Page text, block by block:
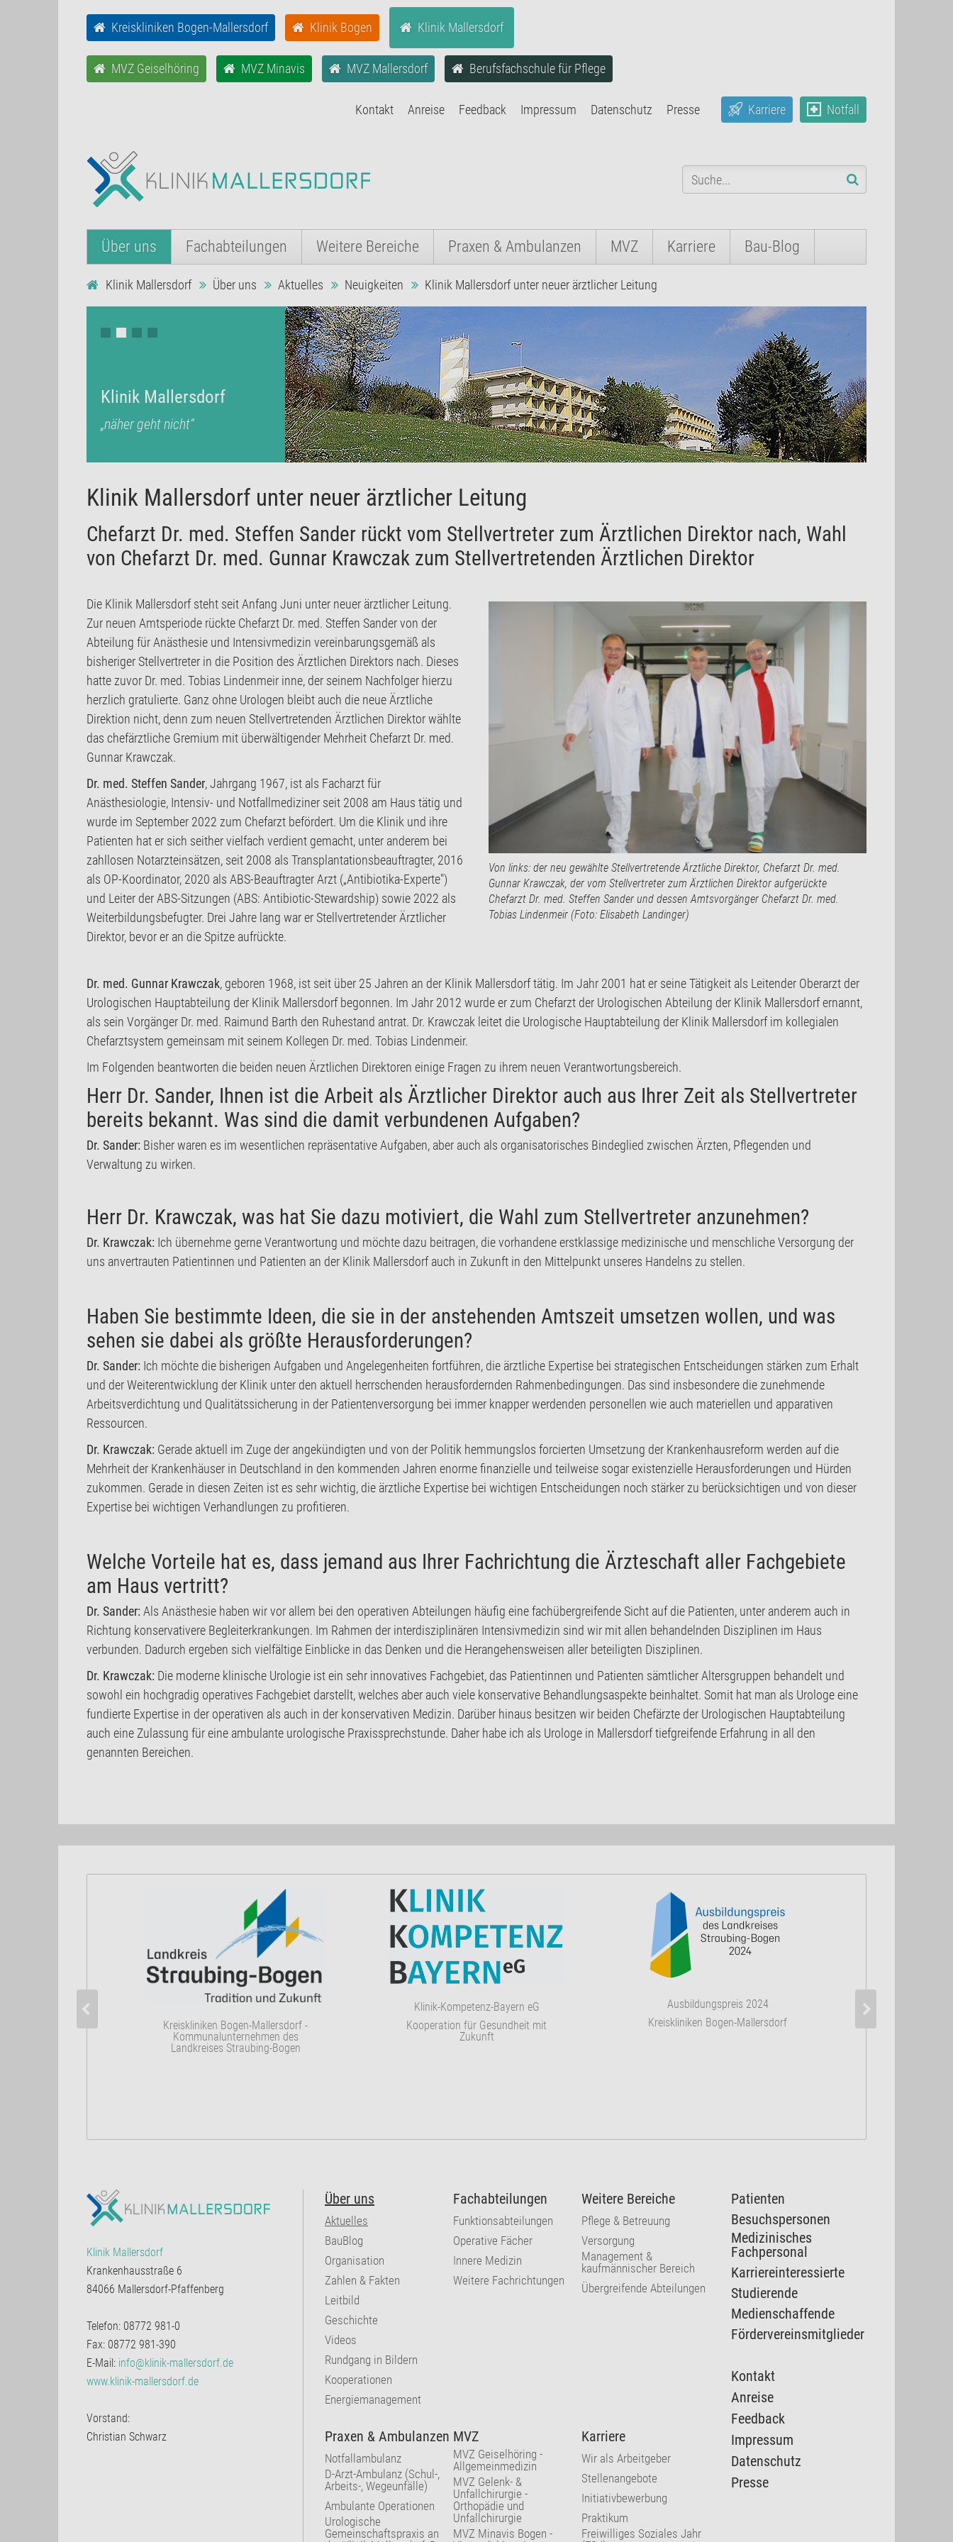
Kreiskliniken Bogen-Mallersdorf Klinik Bogen Klinik Mallersdorf
MVZ Geiselhöring MVZ Minavis MVZ Mallersdorf Berufsfachschule für Pflege
Kontakt Anreise Feedback Impressum Datenschutz Presse Karriere Notfall
Über uns Fachabteilungen Weitere Bereiche Praxen & Ambulanzen MVZ Karriere Bau-Blog
Klinik Mallersdorf Über uns Aktuelles Neuigkeiten Klinik Mallersdorf unter neuer ärztlicher Leitung
Klinik Mallersdorf
„näher geht nicht“
Klinik Mallersdorf unter neuer ärztlicher Leitung
Chefarzt Dr. med. Steffen Sander rückt vom Stellvertreter zum Ärztlichen Direktor nach, Wahl
von Chefarzt Dr. med. Gunnar Krawczak zum Stellvertretenden Ärztlichen Direktor
Die Klinik Mallersdorf steht seit Anfang Juni unter neuer ärztlicher Leitung.
Zur neuen Amtsperiode rückte Chefarzt Dr. med. Steffen Sander von der
Abteilung für Anästhesie und Intensivmedizin vereinbarungsgemäß als
bisheriger Stellvertreter in die Position des Ärztlichen Direktors nach. Dieses
hatte zuvor Dr. med. Tobias Lindenmeir inne, der seinem Nachfolger hierzu
herzlich gratulierte. Ganz ohne Urologen bleibt auch die neue Ärztliche
Direktion nicht, denn zum neuen Stellvertretenden Ärztlichen Direktor wählte
das chefärztliche Gremium mit überwältigender Mehrheit Chefarzt Dr. med.
Gunnar Krawczak.
Dr. med. Steffen Sander, Jahrgang 1967, ist als Facharzt für
Anästhesiologie, Intensiv- und Notfallmediziner seit 2008 am Haus tätig und
wurde im September 2022 zum Chefarzt befördert. Um die Klinik und ihre
Patienten hat er sich seither vielfach verdient gemacht, unter anderem bei
zahllosen Notarzteinsätzen, seit 2008 als Transplantationsbeauftragter, 2016
als OP-Koordinator, 2020 als ABS-Beauftragter Arzt („Antibiotika-Experte")
und Leiter der ABS-Sitzungen (ABS: Antibiotic-Stewardship) sowie 2022 als
Weiterbildungsbefugter. Drei Jahre lang war er Stellvertretender Ärztlicher
Direktor, bevor er an die Spitze aufrückte.
Von links: der neu gewählte Stellvertretende Ärztliche Direktor, Chefarzt Dr. med.
Gunnar Krawczak, der vom Stellvertreter zum Ärztlichen Direktor aufgerückte
Chefarzt Dr. med. Steffen Sander und dessen Amtsvorgänger Chefarzt Dr. med.
Tobias Lindenmeir (Foto: Elisabeth Landinger)
Dr. med. Gunnar Krawczak, geboren 1968, ist seit über 25 Jahren an der Klinik Mallersdorf tätig. Im Jahr 2001 hat er seine Tätigkeit als Leitender Oberarzt der
Urologischen Hauptabteilung der Klinik Mallersdorf begonnen. Im Jahr 2012 wurde er zum Chefarzt der Urologischen Abteilung der Klinik Mallersdorf ernannt,
als sein Vorgänger Dr. med. Raimund Barth den Ruhestand antrat. Dr. Krawczak leitet die Urologische Hauptabteilung der Klinik Mallersdorf im kollegialen
Chefarztsystem gemeinsam mit seinem Kollegen Dr. med. Tobias Lindenmeir.
Im Folgenden beantworten die beiden neuen Ärztlichen Direktoren einige Fragen zu ihrem neuen Verantwortungsbereich.
Herr Dr. Sander, Ihnen ist die Arbeit als Ärztlicher Direktor auch aus Ihrer Zeit als Stellvertreter
bereits bekannt. Was sind die damit verbundenen Aufgaben?
Dr. Sander: Bisher waren es im wesentlichen repräsentative Aufgaben, aber auch als organisatorisches Bindeglied zwischen Ärzten, Pflegenden und
Verwaltung zu wirken.
Herr Dr. Krawczak, was hat Sie dazu motiviert, die Wahl zum Stellvertreter anzunehmen?
Dr. Krawczak: Ich übernehme gerne Verantwortung und möchte dazu beitragen, die vorhandene erstklassige medizinische und menschliche Versorgung der
uns anvertrauten Patientinnen und Patienten an der Klinik Mallersdorf auch in Zukunft in den Mittelpunkt unseres Handelns zu stellen.
Haben Sie bestimmte Ideen, die sie in der anstehenden Amtszeit umsetzen wollen, und was
sehen sie dabei als größte Herausforderungen?
Dr. Sander: Ich möchte die bisherigen Aufgaben und Angelegenheiten fortführen, die ärztliche Expertise bei strategischen Entscheidungen stärken zum Erhalt
und der Weiterentwicklung der Klinik unter den aktuell herrschenden herausfordernden Rahmenbedingungen. Das sind insbesondere die zunehmende
Arbeitsverdichtung und Qualitätssicherung in der Patientenversorgung bei immer knapper werdenden personellen wie auch materiellen und apparativen
Ressourcen.
Dr. Krawczak: Gerade aktuell im Zuge der angekündigten und von der Politik hemmungslos forcierten Umsetzung der Krankenhausreform werden auf die
Mehrheit der Krankenhäuser in Deutschland in den kommenden Jahren enorme finanzielle und teilweise sogar existenzielle Herausforderungen und Hürden
zukommen. Gerade in diesen Zeiten ist es sehr wichtig, die ärztliche Expertise bei wichtigen Entscheidungen noch stärker zu berücksichtigen und von dieser
Expertise bei wichtigen Verhandlungen zu profitieren.
Welche Vorteile hat es, dass jemand aus Ihrer Fachrichtung die Ärzteschaft aller Fachgebiete
am Haus vertritt?
Dr. Sander: Als Anästhesie haben wir vor allem bei den operativen Abteilungen häufig eine fachübergreifende Sicht auf die Patienten, unter anderem auch in
Richtung konservativere Begleiterkrankungen. Im Rahmen der interdisziplinären Intensivmedizin sind wir mit allen behandelnden Disziplinen im Haus
verbunden. Dadurch ergeben sich vielfältige Einblicke in das Denken und die Herangehensweisen aller beteiligten Disziplinen.
Dr. Krawczak: Die moderne klinische Urologie ist ein sehr innovatives Fachgebiet, das Patientinnen und Patienten sämtlicher Altersgruppen behandelt und
sowohl ein hochgradig operatives Fachgebiet darstellt, welches aber auch viele konservative Behandlungsaspekte beinhaltet. Somit hat man als Urologe eine
fundierte Expertise in der operativen als auch in der konservativen Medizin. Darüber hinaus besitzen wir beiden Chefärzte der Urologischen Hauptabteilung
auch eine Zulassung für eine ambulante urologische Praxissprechstunde. Daher habe ich als Urologe in Mallersdorf tiefgreifende Erfahrung in all den
genannten Bereichen.
Kreiskliniken Bogen-Mallersdorf -
Kommunalunternehmen des
Landkreises Straubing-Bogen
Klinik-Kompetenz-Bayern eG
Kooperation für Gesundheit mit
Zukunft
Ausbildungspreis 2024
Kreiskliniken Bogen-Mallersdorf
Klinik Mallersdorf
Krankenhausstraße 6
84066 Mallersdorf-Pfaffenberg
Telefon: 08772 981-0
Fax: 08772 981-390
E-Mail: info@klinik-mallersdorf.de
www.klinik-mallersdorf.de
Vorstand:
Christian Schwarz
Über uns
Aktuelles
BauBlog
Organisation
Zahlen & Fakten
Leitbild
Geschichte
Videos
Rundgang in Bildern
Kooperationen
Energiemanagement
Fachabteilungen
Funktionsabteilungen
Operative Fächer
Innere Medizin
Weitere Fachrichtungen
Weitere Bereiche
Pflege & Betreuung
Versorgung
Management &
kaufmännischer Bereich
Übergreifende Abteilungen
Praxen & Ambulanzen
Notfallambulanz
D-Arzt-Ambulanz (Schul-,
Arbeits-, Wegeunfälle)
Ambulante Operationen
Urologische
Gemeinschaftspraxis an
MVZ
MVZ Geiselhöring -
Allgemeinmedizin
MVZ Gelenk- &
Unfallchirurgie -
Orthopädie und
Unfallchirurgie
MVZ Minavis Bogen -
Karriere
Wir als Arbeitgeber
Stellenangebote
Initiativbewerbung
Praktikum
Freiwilliges Soziales Jahr
Patienten
Besuchspersonen
Medizinisches
Fachpersonal
Karriereinteressierte
Studierende
Medienschaffende
Fördervereinsmitglieder
Kontakt
Anreise
Feedback
Impressum
Datenschutz
Presse